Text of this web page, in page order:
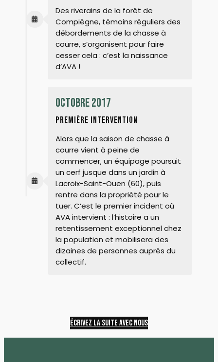
Des riverains de la forêt de
Compiègne, témoins réguliers des
débordements de la chasse à
courre, s’organisent pour faire
cesser cela : c’est la naissance
d’AVA !
octobre 2017
première intervention
Alors que la saison de chasse à
courre vient à peine de
commencer, un équipage poursuit
un cerf jusque dans un jardin à
Lacroix-Saint-Ouen (60), puis
rentre dans la propriété pour le
tuer. C’est le premier incident où
AVA intervient : l’histoire a un
retentissement exceptionnel chez
la population et mobilisera des
dizaines de personnes auprès du
collectif.
écrivez la suite avec nous